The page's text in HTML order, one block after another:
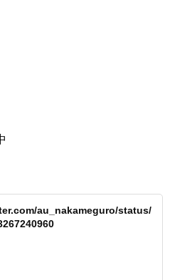
au_nakameguro/status/